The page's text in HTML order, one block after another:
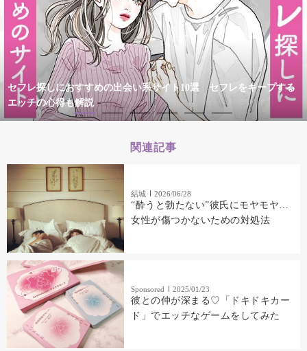
セフレ探しにおすすめの出会い系サイト10選 セフレをキープする
エッチの心得も解説
関連記事
結城 2026/06/28
“酔うと勃たない”彼氏にモヤモヤ…
女性が傷つかないための対処法
Sponsored 2025/01/23
彼との仲が深まる♡「ドキドキカー
ド」でエッチなゲームをしてみた